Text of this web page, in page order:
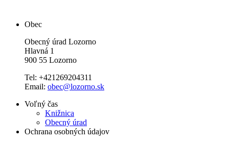
Obec
Obecný úrad Lozorno
Hlavná 1
900 55 Lozorno
Tel: +421269204311
Email: obec@lozorno.sk
Voľný čas
Knižnica
Obecný úrad
Ochrana osobných údajov